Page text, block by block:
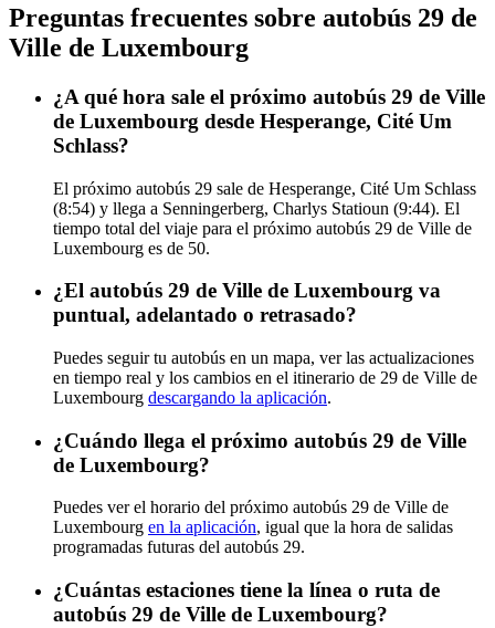
Preguntas frecuentes sobre autobús 29 de
Ville de Luxembourg
¿A qué hora sale el próximo autobús 29 de Ville
de Luxembourg desde Hesperange, Cité Um
Schlass?
El próximo autobús 29 sale de Hesperange, Cité Um Schlass
(8:54) y llega a Senningerberg, Charlys Statioun (9:44). El
tiempo total del viaje para el próximo autobús 29 de Ville de
Luxembourg es de 50.
¿El autobús 29 de Ville de Luxembourg va
puntual, adelantado o retrasado?
Puedes seguir tu autobús en un mapa, ver las actualizaciones
en tiempo real y los cambios en el itinerario de 29 de Ville de
Luxembourg descargando la aplicación.
¿Cuándo llega el próximo autobús 29 de Ville
de Luxembourg?
Puedes ver el horario del próximo autobús 29 de Ville de
Luxembourg en la aplicación, igual que la hora de salidas
programadas futuras del autobús 29.
¿Cuántas estaciones tiene la línea o ruta de
autobús 29 de Ville de Luxembourg?